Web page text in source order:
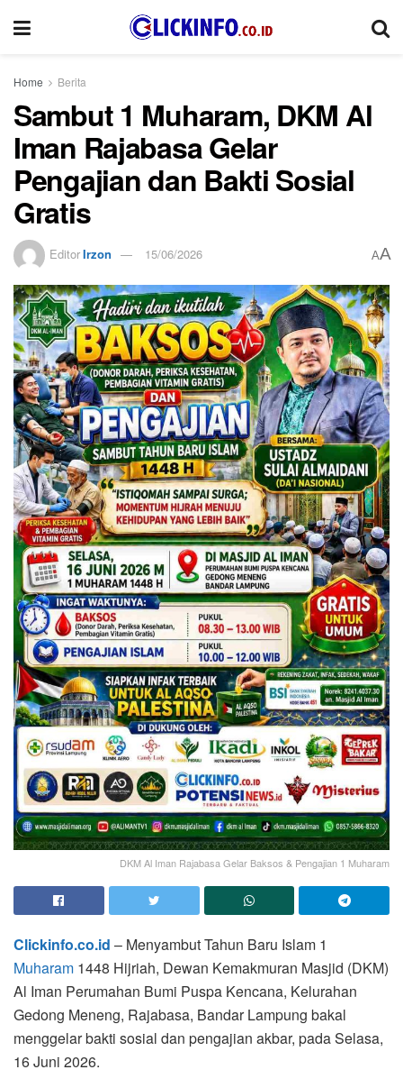
Home Berita
Sambut 1 Muharam, DKM Al
Iman Rajabasa Gelar
Pengajian dan Bakti Sosial
Gratis
EditorIrzon 15/06/2026 AA
DKM Al Iman Rajabasa Gelar Baksos & Pengajian 1 Muharam
Clickinfo.co.id – Menyambut Tahun Baru Islam 1
Muharam 1448 Hijriah, Dewan Kemakmuran Masjid (DKM)
Al Iman Perumahan Bumi Puspa Kencana, Kelurahan
Gedong Meneng, Rajabasa, Bandar Lampung bakal
menggelar bakti sosial dan pengajian akbar, pada Selasa,
16 Juni 2026.